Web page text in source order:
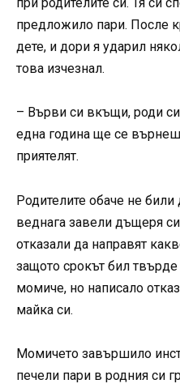
предложило пари. После
дете, и дори я ударил
това изчезнал.
– Върви си вкъщи, роди
една година ще се
приятелят.
Родителите обаче не
веднага завели дъщеря
отказали да направят
защото срокът бил
момиче, но написало
майка си.
Момичето завършило
печели пари в родния си